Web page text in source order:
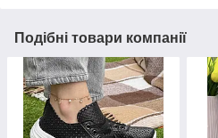
Подібні товари компанії